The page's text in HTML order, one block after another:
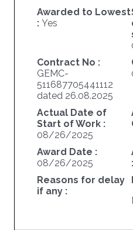
Awarded to Lowest
: Yes
Contract No :
GEMC-
511687705441112
dated 26.08.2025
Actual Date of
Start of Work :
08/26/2025
Award Date :
08/26/2025
:
Reasons for delay
if any :